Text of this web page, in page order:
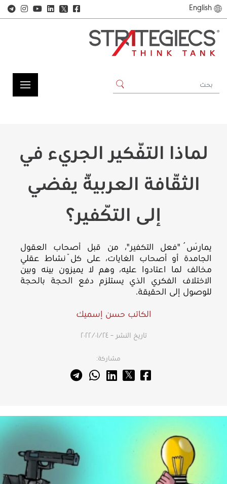
English
𝕏
لماذا التّفكير الجريء في
الثّقافة العربيّة يفضي
إلى التّكفير؟
يمارَسُ "فعل التكفير"، من قبل أصحاب العقول
الجامدة أو أصحاب الغايات، على كلّ نشاط عقلي
مخالف لما اعتادوا عليه، وهم لا يميزون بينه وبين
الاختلاف الفكري الذي يستلزم دفع الحجة بالحجة
للوصول إلى الحقيقة.
الكاتب حسن إسميك
تاريخ النشر – ٢٤‏/٠١‏/٢٠٢٢
مشاركة: